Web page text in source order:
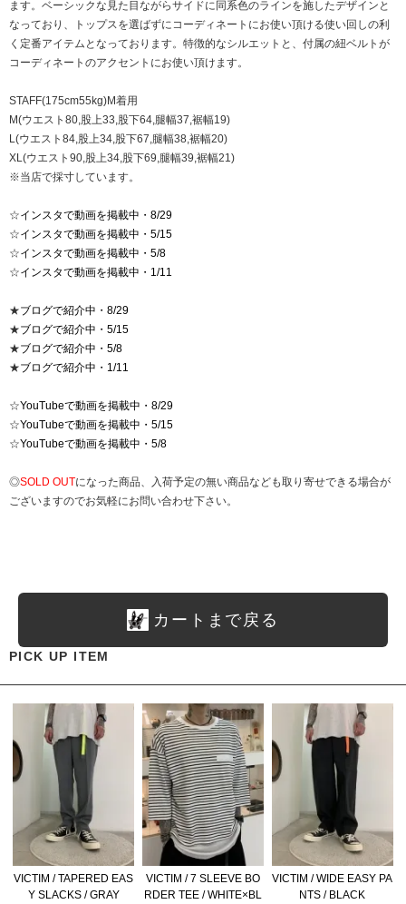
ます。ベーシックな見た目ながらサイドに同系色のラインを施したデザインと
なっており、トップスを選ばずにコーディネートにお使い頂ける使い回しの利
く定番アイテムとなっております。特徴的なシルエットと、付属の紐ベルトが
コーディネートのアクセントにお使い頂けます。
STAFF(175cm55kg)M着用
M(ウエスト80,股上33,股下64,腿幅37,裾幅19)
L(ウエスト84,股上34,股下67,腿幅38,裾幅20)
XL(ウエスト90,股上34,股下69,腿幅39,裾幅21)
※当店で採寸しています。
☆インスタで動画を掲載中・8/29
☆インスタで動画を掲載中・5/15
☆インスタで動画を掲載中・5/8
☆インスタで動画を掲載中・1/11
★ブログで紹介中・8/29
★ブログで紹介中・5/15
★ブログで紹介中・5/8
★ブログで紹介中・1/11
☆YouTubeで動画を掲載中・8/29
☆YouTubeで動画を掲載中・5/15
☆YouTubeで動画を掲載中・5/8
◎SOLD OUTになった商品、入荷予定の無い商品なども取り寄せできる場合が
ございますのでお気軽にお問い合わせ下さい。
カートまで戻る
PICK UP ITEM
VICTIM / TAPERED EAS
Y SLACKS / GRAY
VICTIM / 7 SLEEVE BO
RDER TEE / WHITE×BL
VICTIM / WIDE EASY PA
NTS / BLACK